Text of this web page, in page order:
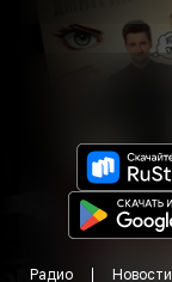
Радио Новости